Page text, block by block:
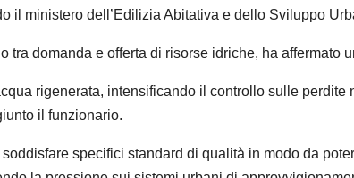
il ministero dell’Edilizia Abitativa e dello Sviluppo
tra domanda e offerta di risorse idriche, ha affermato
rigenerata, intensificando il controllo sulle
il funzionario.
specifici standard di qualità in modo da